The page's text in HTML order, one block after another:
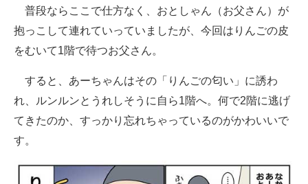
ちょっと気になるネットの話題
普段ならここで仕方なく、おとしゃん（お父さん）が
抱っこして連れていっていましたが、今回はりんごの皮
をむいて1階で待つお父さん。
すると、あーちゃんはその「りんごの匂い」に誘わ
れ、ルンルンとうれしそうに自ら1階へ。何で2階に逃げ
てきたのか、すっかり忘れちゃっているのがかわいいで
す。